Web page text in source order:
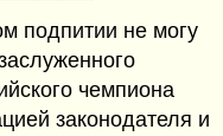
подпитии не могу
чемпиона
законодателя и